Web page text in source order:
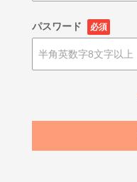
パスワード 必須